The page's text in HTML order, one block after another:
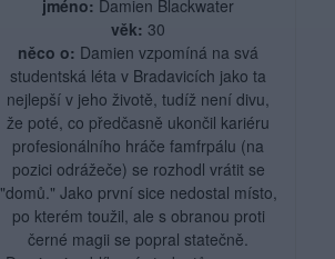
jméno: Damien Blackwater
věk: 30
něco o: Damien vzpomíná na svá
studentská léta v Bradavicích jako ta
nejlepší v jeho životě, tudíž není divu,
že poté, co předčasně ukončil kariéru
profesionálního hráče famfrpálu (na
pozici odrážeče) se rozhodl vrátit se
"domů." Jako první sice nedostal místo,
po kterém toužil, ale s obranou proti
černé magii se popral statečně.